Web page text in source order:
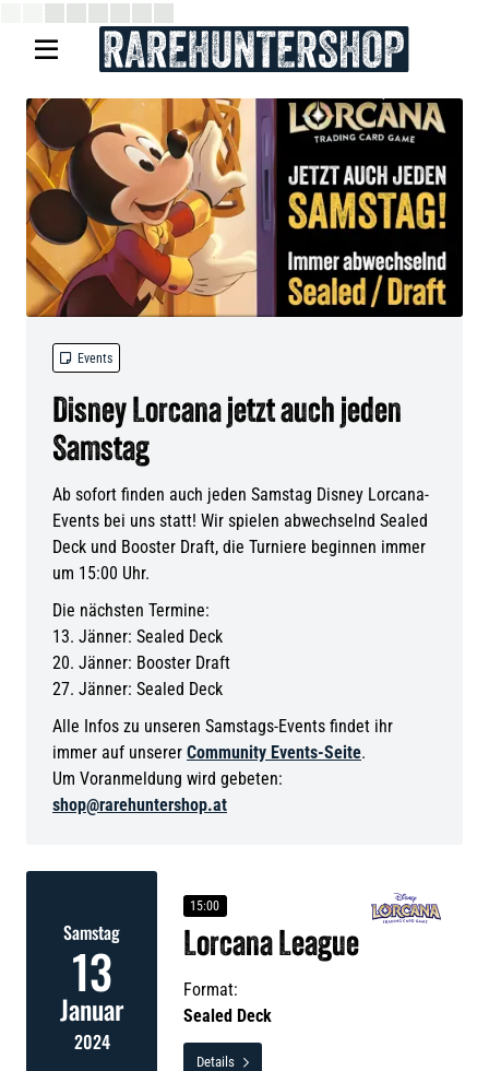

 Events
Disney Lorcana jetzt auch jeden
Samstag
Ab sofort finden auch jeden Samstag Disney Lorcana-
Events bei uns statt! Wir spielen abwechselnd Sealed
Deck und Booster Draft, die Turniere beginnen immer
um 15:00 Uhr.
Die nächsten Termine:
13. Jänner: Sealed Deck
20. Jänner: Booster Draft
27. Jänner: Sealed Deck
Alle Infos zu unseren Samstags-Events findet ihr
immer auf unserer Community Events-Seite.
Um Voranmeldung wird gebeten:
shop@rarehuntershop.at
Samstag
13
Januar
2024
15:00
Lorcana League
Format:
Sealed Deck
Details 